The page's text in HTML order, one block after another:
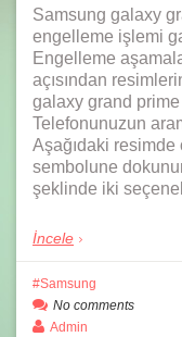
Samsung galaxy
engelleme işlemi
Engelleme
açısından
galaxy grand prime
Telefonunuzun
Aşağıdaki
sembolune
şeklinde iki
İncele
Samsung
No comments
Admin